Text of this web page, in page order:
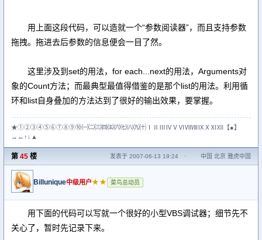
用上面这段代码，可以造就一个“参数阅读器”，而且支持参数
拖拽。拖进去后参数的信息便会一目了然。
这里涉及到set的用法，for each...next的用法，Arguments对
象的Count方法；而最典型最值得借鉴的是那个list的用法。利用循
环和list自身叠加的方法达到了很好的输出效果，要掌握。
★①②③④⑤⑥⑦⑧⑨⑩㈠㈡㈢㈣㈤㈥㈦㈧㈨㈩ⅠⅡⅢⅣⅤⅥⅦⅧⅨⅩⅪⅫ【●】
→←↑↓▲
第 45 楼 发表于 2007-06-13 19:24 · 中国 北京 雅虎中国
Billunique中级用户★★ 菜鸟总动员
用下面的代码可以写就一个很好的小型VBS调试器；细节先不
关心了，暂时先记录下来。